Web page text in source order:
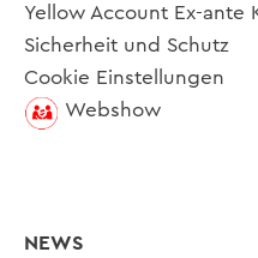
Yellow Account Ex-ante
Sicherheit und Schutz
Cookie Einstellungen
Webshow
NEWS